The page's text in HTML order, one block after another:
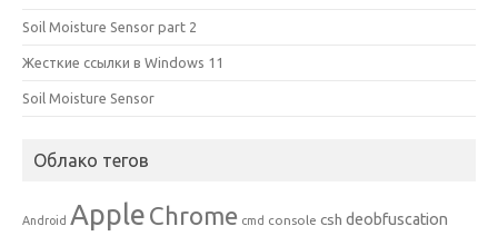
Soil Moisture Sensor part 2
Жесткие ссылки в Windows 11
Soil Moisture Sensor
Облако тегов
Android Apple Chrome cmd console csh deobfuscation